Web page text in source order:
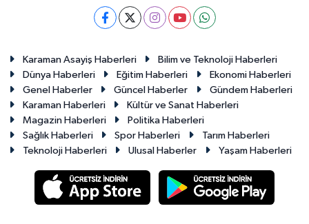
Karaman Asayiş Haberleri
Bilim ve Teknoloji Haberleri
Dünya Haberleri
Eğitim Haberleri
Ekonomi Haberleri
Genel Haberler
Güncel Haberler
Gündem Haberleri
Karaman Haberleri
Kültür ve Sanat Haberleri
Magazin Haberleri
Politika Haberleri
Sağlık Haberleri
Spor Haberleri
Tarım Haberleri
Teknoloji Haberleri
Ulusal Haberler Yaşam Haberleri